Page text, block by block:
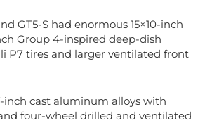
GT5-S had enormous 15×10-inch
Group 4-inspired deep-dish
P7 tires and larger ventilated front
inch cast aluminum alloys with
four-wheel drilled and ventilated